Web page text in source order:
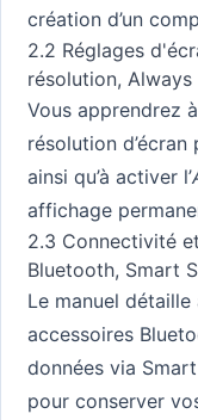
création d’un
2.2 Réglages
résolution, Always
Vous apprendrez
résolution
ainsi qu’à activer l’
affichage
2.3 Connectivité
Bluetooth, Smart
Le manuel
accessoires
données via
pour conserver